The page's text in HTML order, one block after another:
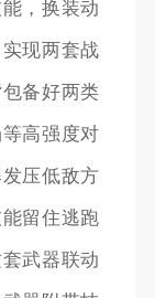
，换装动
现两套战
备好两类
高强度对
压低敌方
留住逃跑
武器联动